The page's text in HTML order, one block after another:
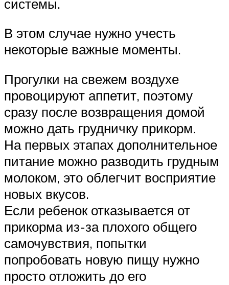
системы.
В этом случае нужно учесть
некоторые важные моменты.
Прогулки на свежем воздухе
провоцируют аппетит, поэтому
сразу после возвращения домой
можно дать грудничку прикорм.
На первых этапах дополнительное
питание можно разводить грудным
молоком, это облегчит восприятие
новых вкусов.
Если ребенок отказывается от
прикорма из-за плохого общего
самочувствия, попытки
попробовать новую пищу нужно
просто отложить до его